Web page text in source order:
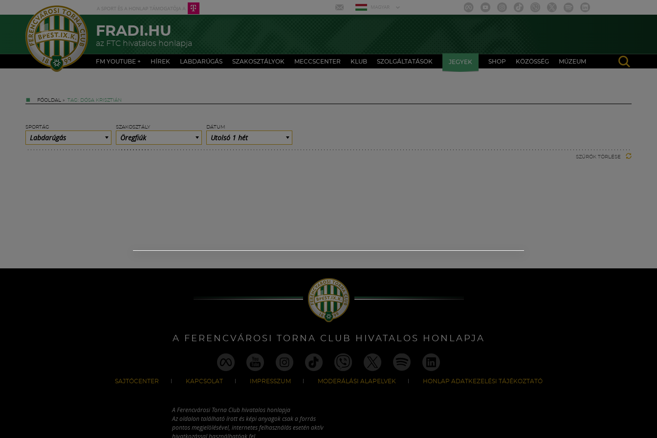
MAGYAR
FRADI.HU
az FTC hivatalos honlapja
FM YOUTUBE + HÍREK LABDARÚGÁS SZAKOSZTÁLYOK MECCSCENTER KLUB SZOLGÁLTATÁSOK JEGYEK SHOP KÖZÖSSÉG MÚZEUM
FŐOLDAL » TAG: DÓSA KRISZTIÁN
SPORTÁG
Labdarúgás
SZAKOSZTÁLY
Öregfiúk
DÁTUM
Utolsó 1 hét
SZŰRŐK TÖRLÉSE
A FERENCVÁROSI TORNA CLUB HIVATALOS HONLAPJA
SAJTÓCENTER KAPCSOLAT IMPRESSZUM MODERÁLÁSI ALAPELVEK HONLAP ADATKEZELÉSI TÁJÉKOZTATÓ
A Ferencvárosi Torna Club hivatalos honlapja
Az oldalon található írott és képi anyagok csak a forrás
pontos megjelölésével, internetes felhasználás esetén aktív
hivatkozással használhatóak fel.